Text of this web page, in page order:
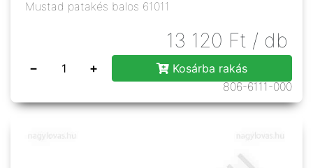
Mustad patakés balos 61011
13 120 Ft / db
− +
Kosárba rakás
806-6111-000